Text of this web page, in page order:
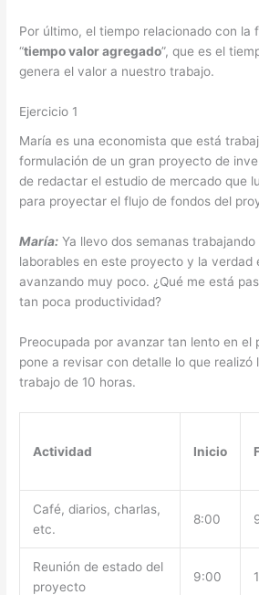
Por último, el tiempo relacionado con la
“tiempo valor agregado”, que es el
genera el valor a nuestro trabajo.
Ejercicio 1
María es una economista que está
formulación de un gran proyecto de
de redactar el estudio de mercado que
para proyectar el flujo de fondos del
María: Ya llevo dos semanas
laborables en este proyecto y la verdad
avanzando muy poco. ¿Qué me está
tan poca productividad?
Preocupada por avanzar tan lento en el
pone a revisar con detalle lo que realizó
trabajo de 10 horas.
Actividad Inicio
Café, diarios, charlas,
etc.
8:00
Reunión de estado del
proyecto
9:00